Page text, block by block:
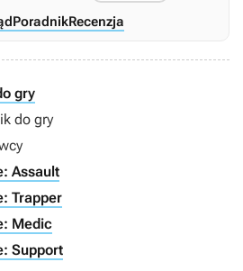
PoradnikRecenzja
gry
do gry
Assault
Trapper
Medic
Support